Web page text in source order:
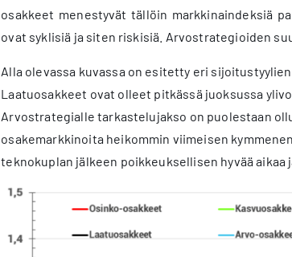
osakkeet menestyvät tällöin markkinaindeksiä
ovat syklisiä ja siten riskisiä. Arvostrategioiden
Alla olevassa kuvassa on esitetty eri
Laatuosakkeet ovat olleet pitkässä juoksussa
Arvostrategialle tarkastelujakso on puolestaan
osakemarkkinoita heikommin viimeisen
teknokuplan jälkeen poikkeuksellisen hyvää